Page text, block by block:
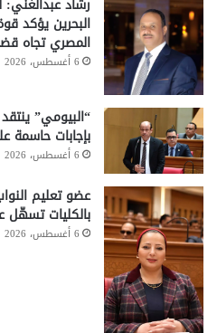
البحرين يؤكد
المصري تجاه
6 أغسطس، 2026
“البيومي”
بإجابات حاسمة
6 أغسطس، 2026
عضو تعليم
بالكليات تسهّل
6 أغسطس، 2026